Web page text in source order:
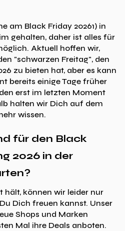
am Black Friday 20261) in
gehalten, daher ist alles für
Aktuell hoffen wir,
"schwarzen Freitag", den
zu bieten hat, aber es kann
bereits einige Tage früher
erst im letzten Moment
halten wir Dich auf dem
wissen.
für den Black
2026 in der
hält, können wir leider nur
Dich freuen kannst. Unser
Shops und Marken
Mal ihre Deals anboten.